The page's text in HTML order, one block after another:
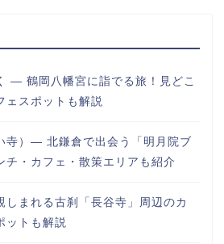
― 鶴岡八幡宮に詣でる旅！見どこ
ェスポットも解説
寺）― 北鎌倉で出会う「明月院ブ
チ・カフェ・散策エリアも紹介
しまれる古刹「長谷寺」周辺のカ
ットも解説